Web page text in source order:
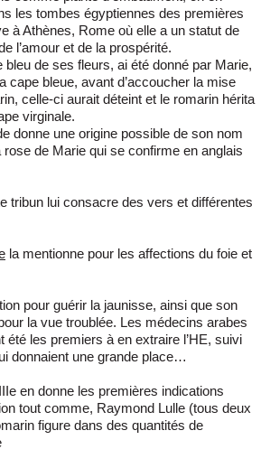
les tombes égyptiennes des premières
à Athènes, Rome où elle a un statut de
l’amour et de la prospérité.
bleu de ses fleurs, ai été donné par Marie,
cape bleue, avant d’accoucher la mise
celle-ci aurait déteint et le romarin hérita
virginale.
donne une origine possible de son nom
de Marie qui se confirme en anglais
tribun lui consacre des vers et différentes
la mentionne pour les affections du foie et
pour guérir la jaunisse, ainsi que son
la vue troublée. Les médecins arabes
été les premiers à en extraire l’HE, suivi
donnaient une grande place…
en donne les premières indications
tout comme, Raymond Lulle (tous deux
figure dans des quantités de